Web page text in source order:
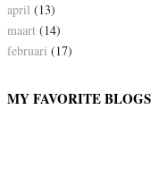
april (13)
maart (14)
februari (17)
MY FAVORITE BLOGS